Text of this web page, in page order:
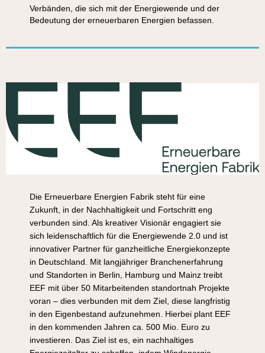
Verbänden, die sich mit der Energiewende und der
Bedeutung der erneuerbaren Energien befassen.
Die Erneuerbare Energien Fabrik steht für eine
Zukunft, in der Nachhaltigkeit und Fortschritt eng
verbunden sind. Als kreativer Visionär engagiert sie
sich leidenschaftlich für die Energiewende 2.0 und ist
innovativer Partner für ganzheitliche Energiekonzepte
in Deutschland. Mit langjähriger Branchenerfahrung
und Standorten in Berlin, Hamburg und Mainz treibt
EEF mit über 50 Mitarbeitenden standortnah Projekte
voran – dies verbunden mit dem Ziel, diese langfristig
in den Eigenbestand aufzunehmen. Hierbei plant EEF
in den kommenden Jahren ca. 500 Mio. Euro zu
investieren. Das Ziel ist es, ein nachhaltiges